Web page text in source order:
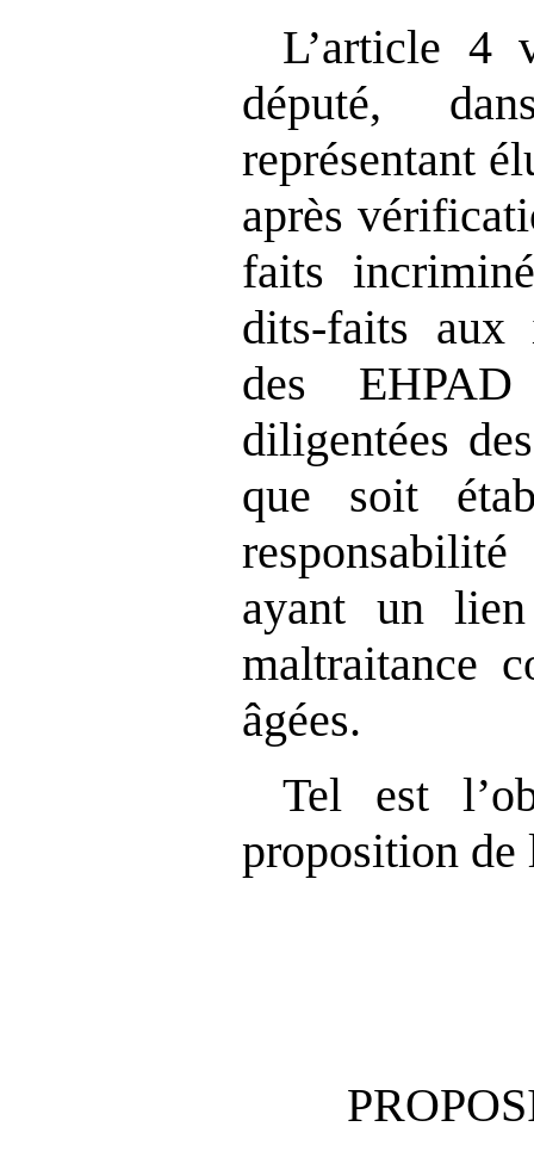
L’article 4
député,
représentant
après
faits
dits‑faits aux
des
diligentées
que soit
ayant un
maltraitance
âgées.
Tel est
proposition de